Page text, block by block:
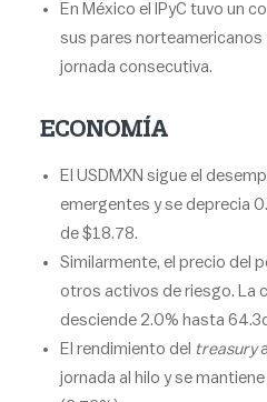
En México el IPyC tuvo un
sus pares
jornada consecutiva.
ECONOMÍA
El USDMXN sigue el
emergentes y se deprecia
de $18.78.
Similarmente, el precio del
otros activos de riesgo. La
desciende 2.0% hasta
El rendimiento del treasury
jornada al hilo y se